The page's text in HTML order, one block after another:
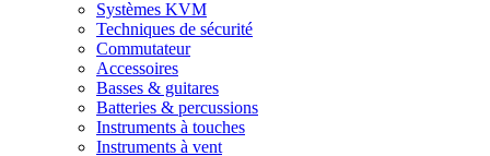
Systèmes KVM
Techniques de sécurité
Commutateur
Accessoires
Basses & guitares
Batteries & percussions
Instruments à touches
Instruments à vent